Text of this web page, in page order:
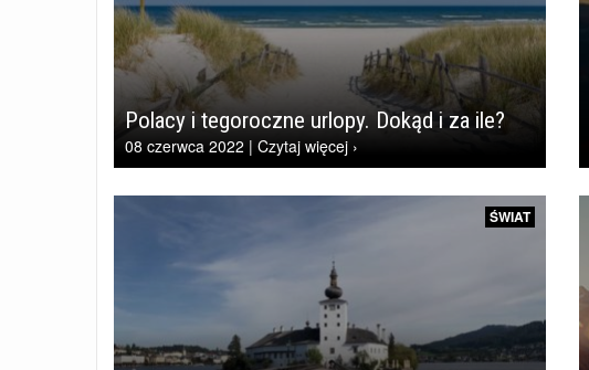
Polacy i tegoroczne urlopy. Dokąd i za ile?
08 czerwca 2022 | Czytaj więcej ›
ŚWIAT